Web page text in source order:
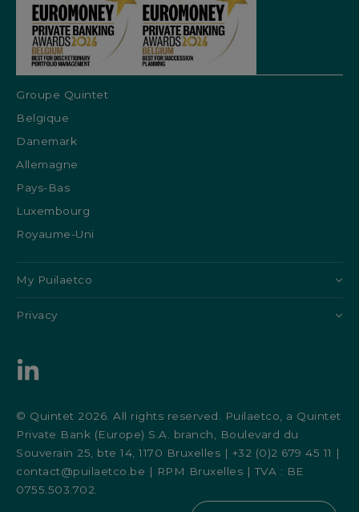
Groupe Quintet
Belgique
Danemark
Allemagne
Pays-Bas
Luxembourg
Royaume-Uni
My Puilaetco
Privacy
© Quintet 2026. All rights reserved. Puilaetco, a Quintet
Private Bank (Europe) S.A. branch, Boulevard du
Souverain 25, bte 14, 1170 Bruxelles | +32 (0)2 679 45 11 |
contact@puilaetco.be | RPM Bruxelles | TVA : BE
0755.503.702.